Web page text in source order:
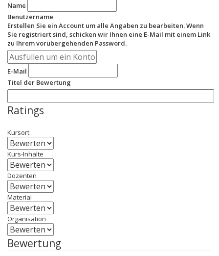
Name
Benutzername
Erstellen Sie ein Account um alle Angaben zu bearbeiten. Wenn
Sie registriert sind, schicken wir Ihnen eine E-Mail mit einem Link
zu Ihrem vorübergehenden Password.
E-Mail
Titel der Bewertung
Ratings
Kursort
Kurs-Inhalte
Dozenten
Material
Organisation
Bewertung